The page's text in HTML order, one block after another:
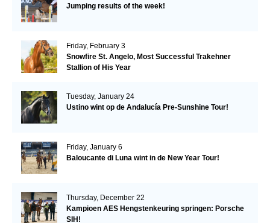
Jumping results of the week!
Friday, February 3
Snowfire St. Angelo, Most Successful Trakehner
Stallion of His Year
Tuesday, January 24
Ustino wint op de Andalucía Pre-Sunshine Tour!
Friday, January 6
Baloucante di Luna wint in de New Year Tour!
Thursday, December 22
Kampioen AES Hengstenkeuring springen: Porsche
SIH!